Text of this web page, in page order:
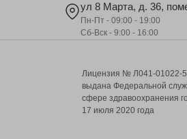
ул 8 Марта, д. 36,
Пн-Пт - 09:00 - 19:00
Сб-Вск - 9:00 - 16:00
Лицензия № Л041-01022-
выдана Федеральной
сфере здравоохранения
17 июля 2020 года